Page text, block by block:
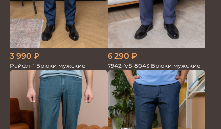
3 990 ₽
Райфл-1 Брюки мужские
6 290 ₽
7942-VS-804S Брюки мужские